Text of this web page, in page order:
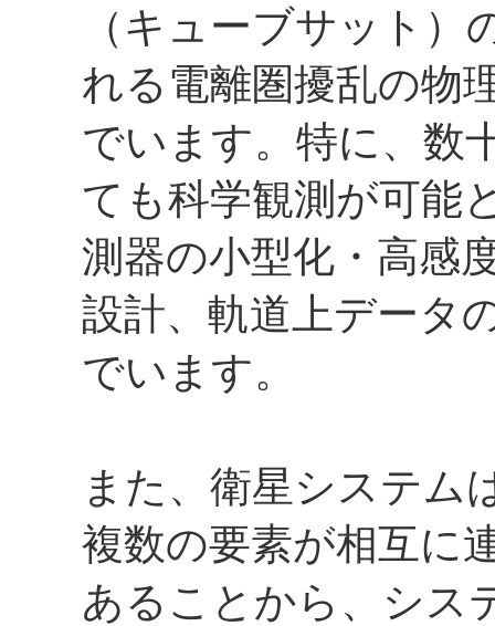
（キューブサット
れる電離圏擾乱の物
でいます。特に、数
ても科学観測が可能
測器の小型化・高感
設計、軌道上データ
でいます。
また、衛星システム
複数の要素が相互に
あることから、シス